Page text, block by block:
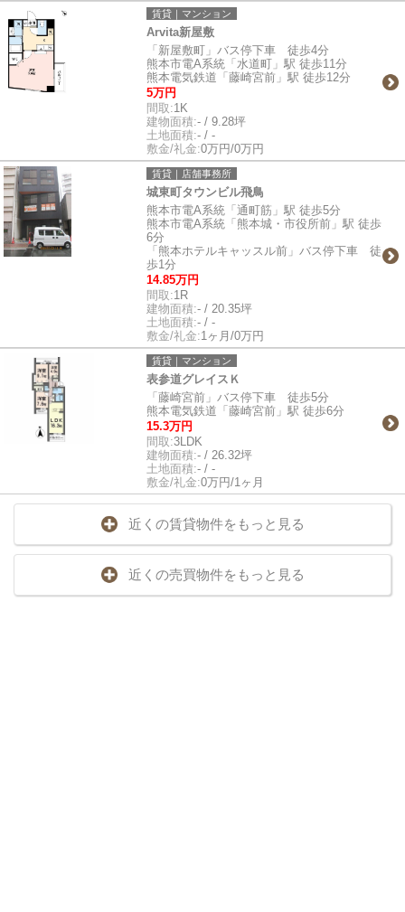
賃貸｜マンション
Arvita新屋敷
「新屋敷町」バス停下車 徒歩4分
熊本市電A系統「水道町」駅 徒歩11分
熊本電気鉄道「藤崎宮前」駅 徒歩12分
5万円
間取:1K
建物面積:- / 9.28坪
土地面積:- / -
敷金/礼金:0万円/0万円
賃貸｜店舗事務所
城東町タウンビル飛鳥
熊本市電A系統「通町筋」駅 徒歩5分
熊本市電A系統「熊本城・市役所前」駅 徒歩
6分
「熊本ホテルキャッスル前」バス停下車 徒
歩1分
14.85万円
間取:1R
建物面積:- / 20.35坪
土地面積:- / -
敷金/礼金:1ヶ月/0万円
賃貸｜マンション
表参道グレイスＫ
「藤崎宮前」バス停下車 徒歩5分
熊本電気鉄道「藤崎宮前」駅 徒歩6分
15.3万円
間取:3LDK
建物面積:- / 26.32坪
土地面積:- / -
敷金/礼金:0万円/1ヶ月
近くの賃貸物件をもっと見る
近くの売買物件をもっと見る